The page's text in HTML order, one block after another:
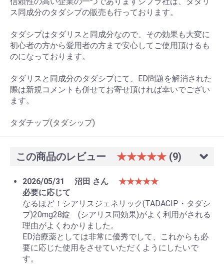
ス同成分のタダシプの販売も行っております。
タダシプはタダリスと同成分なので、その効果も大変に
初心者の方から愛用者の方まで安心してご使用頂けるも
のになっております。
タダリスと同成分のタダシプにて、ED問題を解消された
際は新規コメントも併せてお寄せ頂ければ幸いでござい
ます。
タダチップ(タダシップ)
この商品のレビュー ★★★★★ (9)
2026/05/31 沼田 さん
★★★★★
必要に応じて
なるほど！シアリスジェネリック(TADACIP・タダシ
プ)20mg28錠 (シアリス同効果)がよく利用がされる
理由がよくわかりました。
ED治療薬としては非常に優秀でして、これからも必
要に応じた使用をさせていただくようにしたいで
す。